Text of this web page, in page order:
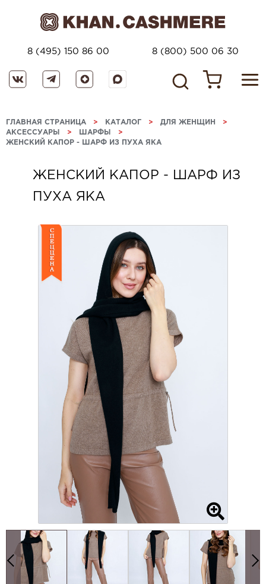
8 (495) 150 86 00 8 (800) 500 06 30
ГЛАВНАЯ СТРАНИЦА > КАТАЛОГ > ДЛЯ ЖЕНЩИН >
АКСЕССУАРЫ > ШАРФЫ >
ЖЕНСКИЙ КАПОР - ШАРФ ИЗ ПУХА ЯКА
ЖЕНСКИЙ КАПОР - ШАРФ ИЗ
ПУХА ЯКА